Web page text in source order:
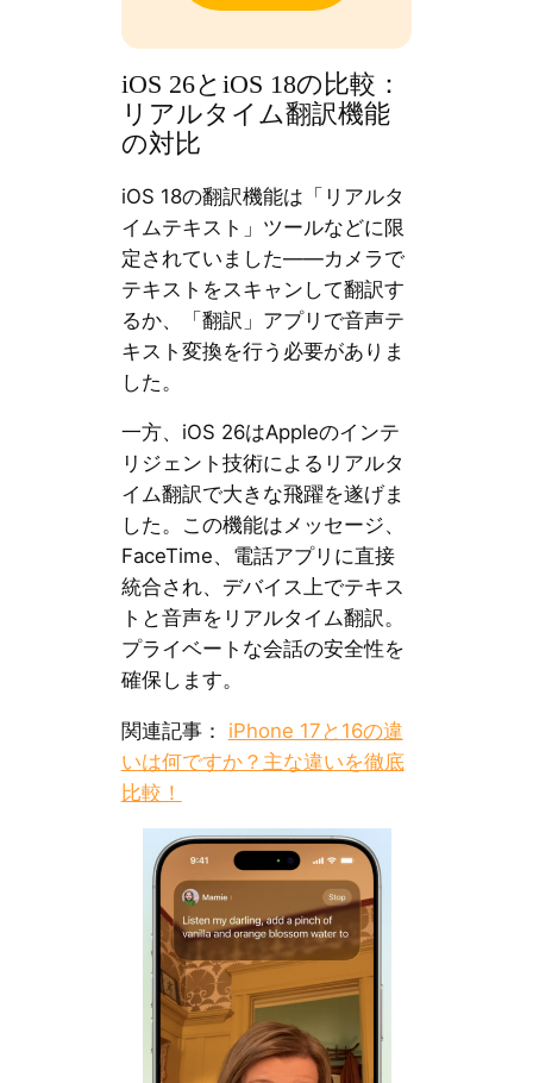
iOS 26とiOS 18の比較：
リアルタイム翻訳機能
の対比
iOS 18の翻訳機能は「リアルタ
イムテキスト」ツールなどに限
定されていました——カメラで
テキストをスキャンして翻訳す
るか、「翻訳」アプリで音声テ
キスト変換を行う必要がありま
した。
一方、iOS 26はAppleのインテ
リジェント技術によるリアルタ
イム翻訳で大きな飛躍を遂げま
した。この機能はメッセージ、
FaceTime、電話アプリに直接
統合され、デバイス上でテキス
トと音声をリアルタイム翻訳。
プライベートな会話の安全性を
確保します。
関連記事： iPhone 17と16の違
いは何ですか？主な違いを徹底
比較！